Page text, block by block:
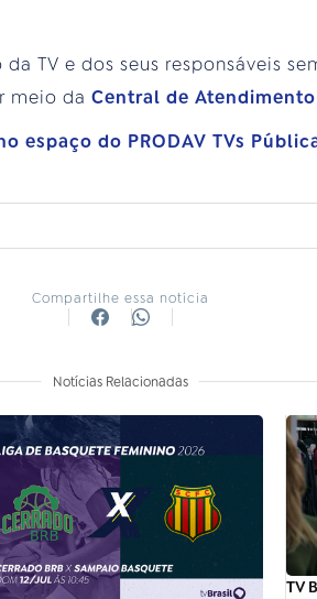
TV e dos seus responsáveis
meio da Central de Atendimento
espaço do PRODAV TVs
Compartilhe essa notícia
Notícias Relacionadas
TV